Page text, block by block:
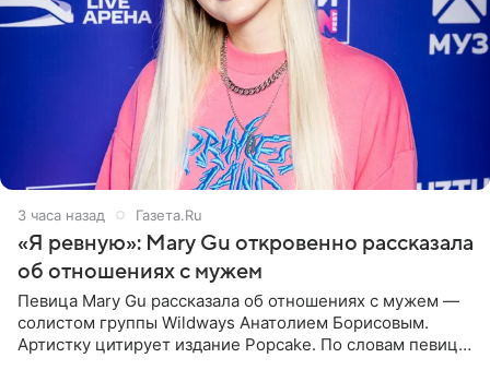
3 часа назад Газета.Ru
«Я ревную»: Mary Gu откровенно рассказала
об отношениях с мужем
Певица Mary Gu рассказала об отношениях с мужем —
солистом группы Wildways Анатолием Борисовым.
Артистку цитирует издание Popcake. По словам певицы,